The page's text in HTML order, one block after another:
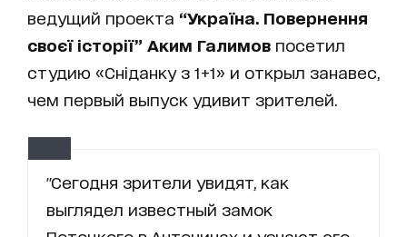
ведущий проекта “Україна. Повернення
своєї історії” Аким Галимов посетил
студию «Сніданку з 1+1» и открыл занавес,
чем первый выпуск удивит зрителей.
"Сегодня зрители увидят, как
выглядел известный замок